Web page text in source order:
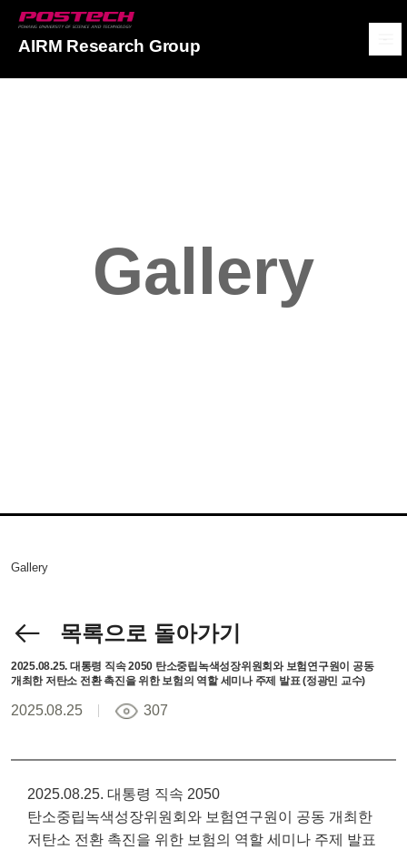
AIRM Research Group
Gallery
Gallery
목록으로 돌아가기
2025.08.25. 대통령 직속 2050 탄소중립녹색성장위원회와 보험연구원이 공동
개최한 저탄소 전환 촉진을 위한 보험의 역할 세미나 주제 발표 (정광민 교수)
2025.08.25 307
2025.08.25. 대통령 직속 2050
탄소중립녹색성장위원회와 보험연구원이 공동 개최한
저탄소 전환 촉진을 위한 보험의 역할 세미나 주제 발표